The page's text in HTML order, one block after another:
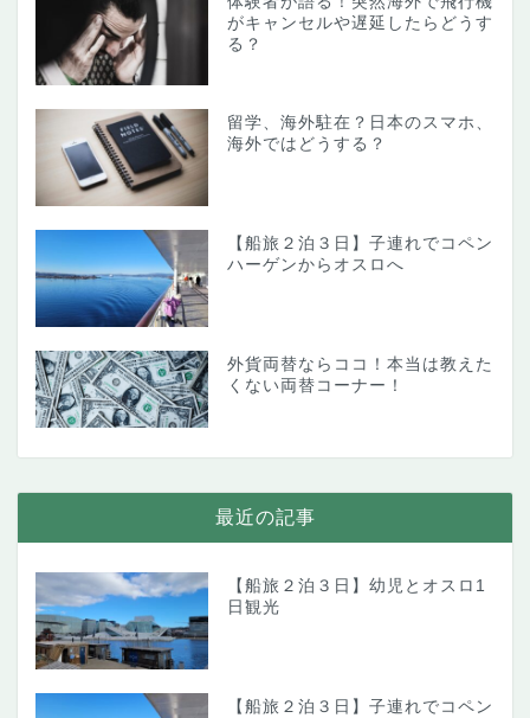
がキャンセルや遅延したらどうす
る？
留学、海外駐在？日本のスマホ、
海外ではどうする？
【船旅２泊３日】子連れでコペン
ハーゲンからオスロへ
外貨両替ならココ！本当は教えた
くない両替コーナー！
最近の記事
【船旅２泊３日】幼児とオスロ1
日観光
【船旅２泊３日】子連れでコペン